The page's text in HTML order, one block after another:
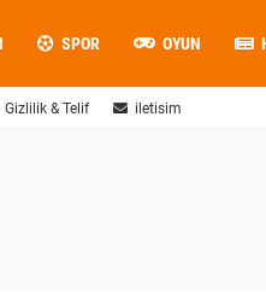
SPOR OYUN
Gizlilik & Telif iletisim